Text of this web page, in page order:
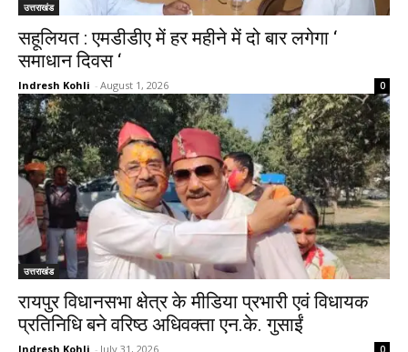
उत्तराखंड
सहूलियत : एमडीडीए में हर महीने में दो बार लगेगा ‘
समाधान दिवस ‘
Indresh Kohli - August 1, 2026 0
उत्तराखंड
रायपुर विधानसभा क्षेत्र के मीडिया प्रभारी एवं विधायक
प्रतिनिधि बने वरिष्ठ अधिवक्ता एन.के. गुसाईं
Indresh Kohli - July 31, 2026 0